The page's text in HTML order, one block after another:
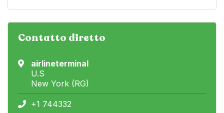
Contatto diretto
airlineterminal
U.S
New York (RG)
+1 744332